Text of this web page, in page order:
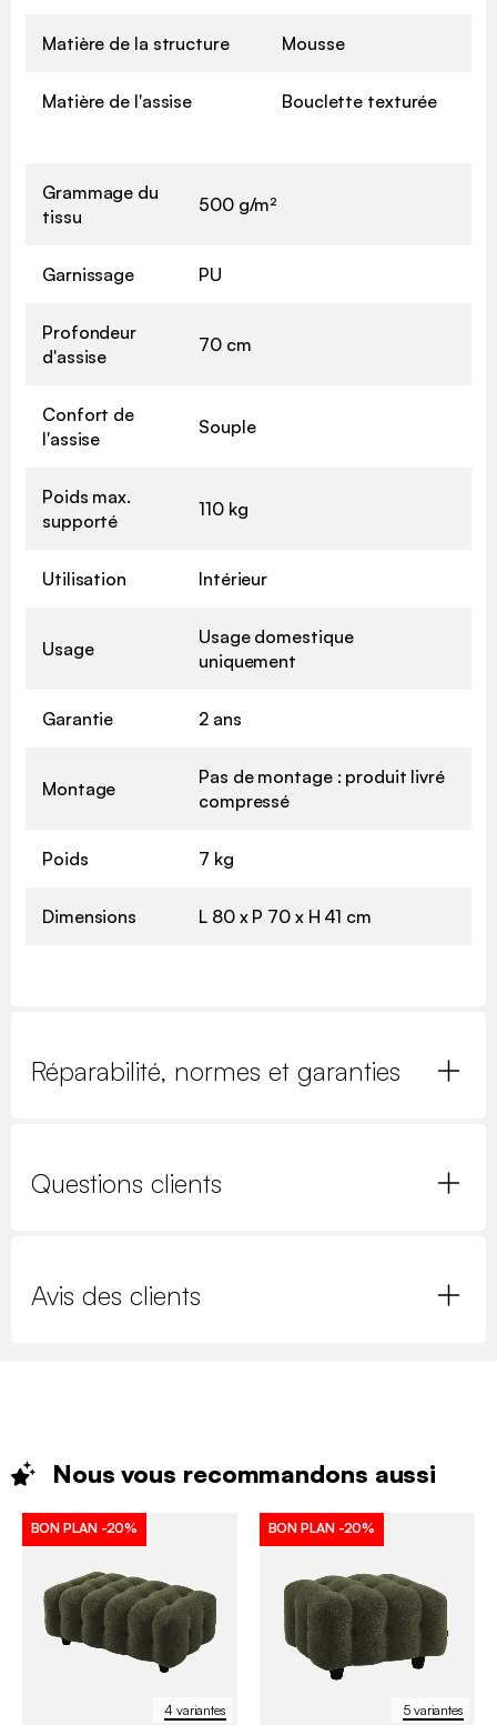
Matière de la structure Mousse
Matière de l'assise Bouclette texturée
Grammage du
tissu
500 g/m²
Garnissage PU
Profondeur
d'assise
70 cm
Confort de
l'assise
Souple
Poids max.
supporté
110 kg
Utilisation Intérieur
Usage
Usage domestique
uniquement
Garantie 2 ans
Montage
Pas de montage : produit livré
compressé
Poids 7 kg
Dimensions L 80 x P 70 x H 41 cm
Réparabilité, normes et garanties
Questions clients
Avis des clients
Nous vous recommandons aussi
4 variantes
BON PLAN -20%
5 variantes
BON PLAN -20%